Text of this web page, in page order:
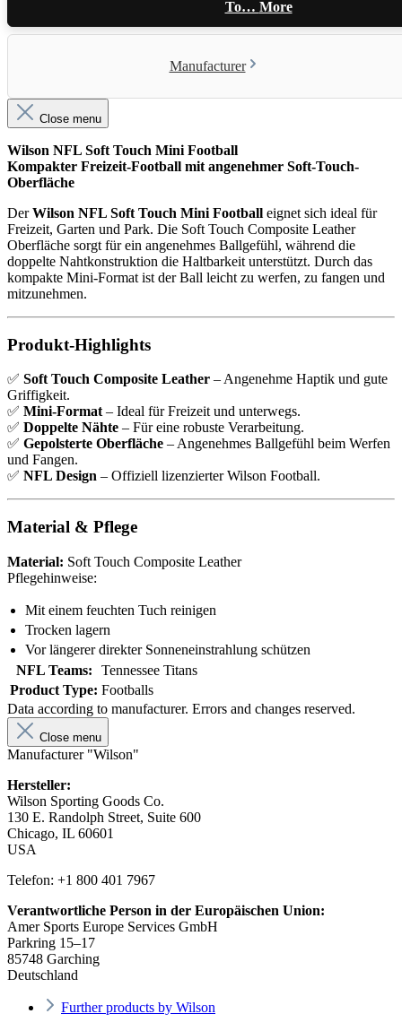
To… More
Manufacturer
Close menu
Wilson NFL Soft Touch Mini Football
Kompakter Freizeit-Football mit angenehmer Soft-Touch-
Oberfläche
DerWilson NFL Soft Touch Mini Football eignet sich ideal für
Freizeit, Garten und Park. Die Soft Touch Composite Leather
Oberfläche sorgt für ein angenehmes Ballgefühl, während die
doppelte Nahtkonstruktion die Haltbarkeit unterstützt. Durch das
kompakte Mini-Format ist der Ball leicht zu werfen, zu fangen und
mitzunehmen.
Produkt-Highlights
✅ Soft Touch Composite Leather – Angenehme Haptik und gute
Griffigkeit.
✅ Mini-Format – Ideal für Freizeit und unterwegs.
✅ Doppelte Nähte – Für eine robuste Verarbeitung.
✅ Gepolsterte Oberfläche – Angenehmes Ballgefühl beim Werfen
und Fangen.
✅ NFL Design – Offiziell lizenzierter Wilson Football.
Material & Pflege
Material: Soft Touch Composite Leather
Pflegehinweise:
Mit einem feuchten Tuch reinigen
Trocken lagern
Vor längerer direkter Sonneneinstrahlung schützen
NFL Teams:
Tennessee Titans
Product Type: Footballs
Data according to manufacturer. Errors and changes reserved.
Close menu
Manufacturer "Wilson"
Hersteller:
Wilson Sporting Goods Co.
130 E. Randolph Street, Suite 600
Chicago, IL 60601
USA
Telefon: +1 800 401 7967
Verantwortliche Person in der Europäischen Union:
Amer Sports Europe Services GmbH
Parkring 15–17
85748 Garching
Deutschland
Further products by Wilson